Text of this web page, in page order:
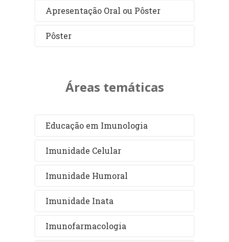
Apresentação Oral ou Pôster
Pôster
Áreas temáticas
Educação em Imunologia
Imunidade Celular
Imunidade Humoral
Imunidade Inata
Imunofarmacologia